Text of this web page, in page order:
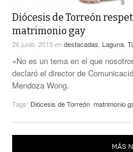
Diócesis de Torreón
matrimonio gay
26 junio, 2015endestacadas Laguna
«No es un tema en el que
declaró el director de
Mendoza Wong.
Tags: Diócesis de Torreón matrimonio
MÁS